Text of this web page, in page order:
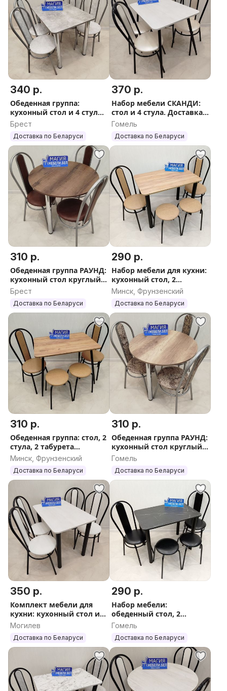
340 р.
Обеденная группа:
кухонный стол и 4 стула.
Доставка по РБ
Брест
Доставка по Беларуси
370 р.
Набор мебели СКАНДИ:
стол и 4 стула. Доставка
по РБ
Гомель
Доставка по Беларуси
310 р.
Обеденная группа РАУНД:
кухонный стол круглый
и 3 стула Доставка
Гарантия Обеденный
стол кухонный
Брест
Доставка по Беларуси
290 р.
Набор мебели для кухни:
кухонный стол, 2
табурета 2 стула
Доставка по РБ
Минск, Фрунзенский
Доставка по Беларуси
310 р.
Обеденная группа: стол, 2
стула, 2 табурета
Доставка по РБ
Минск, Фрунзенский
Доставка по Беларуси
310 р.
Обеденная группа РАУНД:
кухонный стол круглый
и 3 стула Доставка
стол кухонный
Гомель
Доставка по Беларуси
350 р.
Комплект мебели для
кухни: кухонный стол и 4
стула Бесплатная
Могилев
Доставка по Беларуси
290 р.
Набор мебели:
обеденный стол, 2
табурета 2 стула
Гомель
Доставка по Беларуси